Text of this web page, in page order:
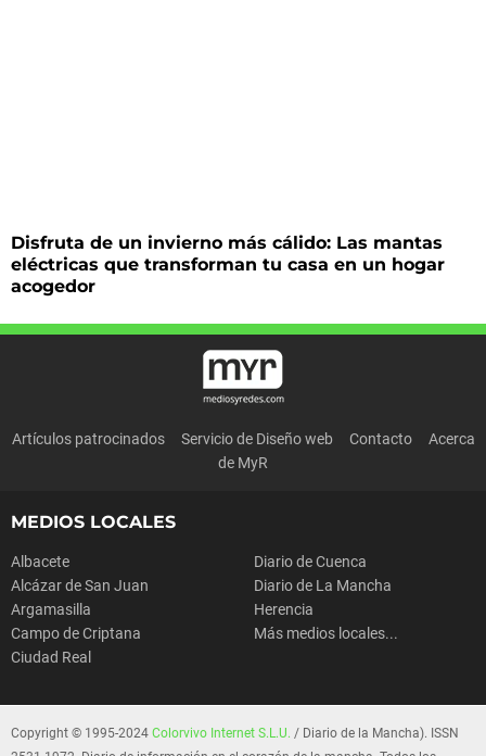
Disfruta de un invierno más cálido: Las mantas
eléctricas que transforman tu casa en un hogar
acogedor
Artículos patrocinados Servicio de Diseño web Contacto
Acerca
de MyR
MEDIOS LOCALES
Albacete
Alcázar de San Juan
Argamasilla
Campo de Criptana
Ciudad Real
Diario de Cuenca
Diario de La Mancha
Herencia
Más medios locales...
Copyright © 1995-2024 Colorvivo Internet S.L.U. / Diario de la Mancha). ISSN